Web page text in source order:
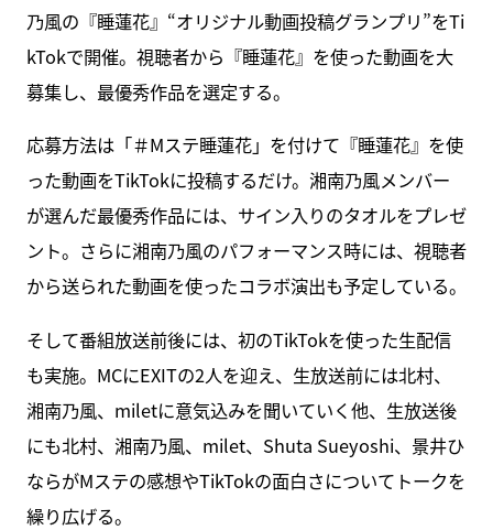
乃風の『睡蓮花』“オリジナル動画投稿グランプリ”をTi
kTokで開催。視聴者から『睡蓮花』を使った動画を大
募集し、最優秀作品を選定する。
応募方法は「＃Mステ睡蓮花」を付けて『睡蓮花』を使
った動画をTikTokに投稿するだけ。湘南乃風メンバー
が選んだ最優秀作品には、サイン入りのタオルをプレゼ
ント。さらに湘南乃風のパフォーマンス時には、視聴者
から送られた動画を使ったコラボ演出も予定している。
そして番組放送前後には、初のTikTokを使った生配信
も実施。MCにEXITの2人を迎え、生放送前には北村、
湘南乃風、miletに意気込みを聞いていく他、生放送後
にも北村、湘南乃風、milet、Shuta Sueyoshi、景井ひ
ならがMステの感想やTikTokの面白さについてトークを
繰り広げる。